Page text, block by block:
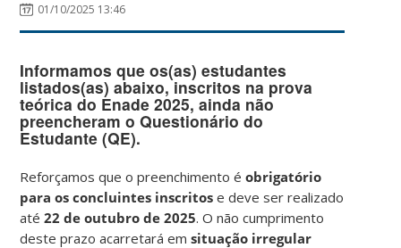
01/10/2025 13:46
Informamos que os(as) estudantes
listados(as) abaixo, inscritos na prova
teórica do Enade 2025, ainda não
preencheram o Questionário do
Estudante (QE).
Reforçamos que o preenchimento éobrigatório
para os concluintes inscritos e deve ser realizado
até22 de outubro de 2025. O não cumprimento
deste prazo acarretará emsituação irregular